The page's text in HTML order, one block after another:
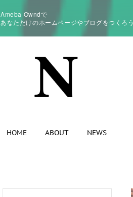
Ameba Owndで
あなただけのホームページやブログをつくろう
HOME ABOUT NEWS